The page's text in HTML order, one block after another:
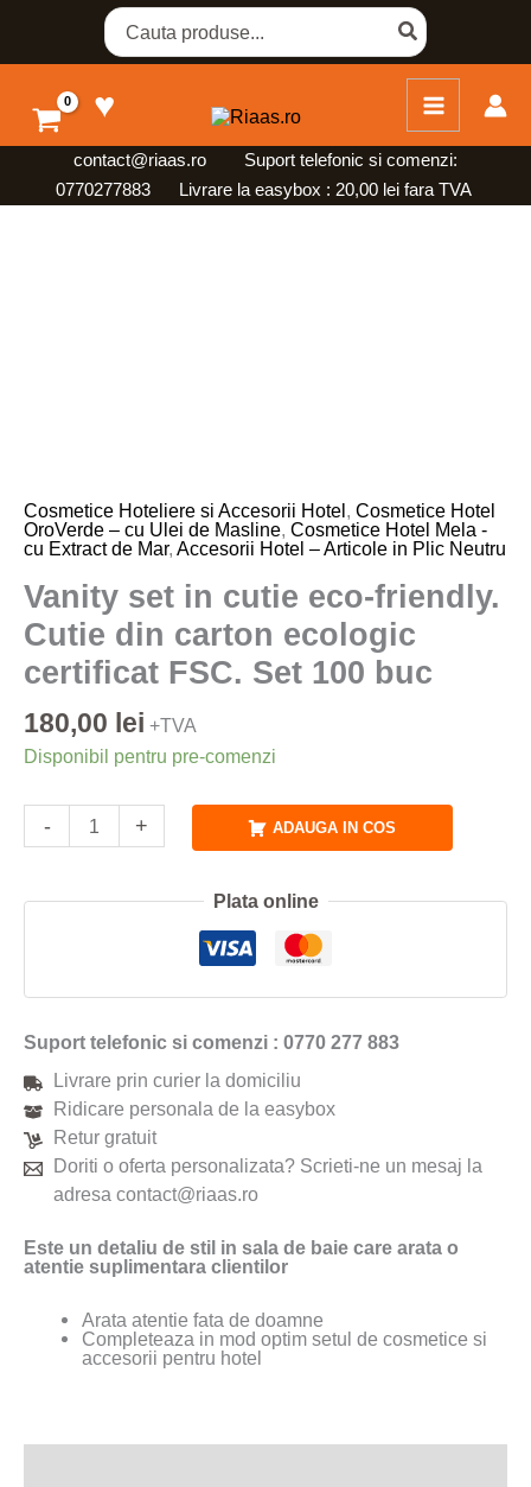
content
Search
for:
♥
contact@riaas.ro
Suport telefonic si comenzi:
0770277883 Livrare la easybox : 20,00 lei fara TVA
Cosmetice Hoteliere si Accesorii Hotel , Cosmetice Hotel
OroVerde – cu Ulei de Masline, Cosmetice Hotel Mela -
cu Extract de Mar, Accesorii Hotel – Articole in Plic Neutru
Vanity set in cutie eco-friendly.
Cutie din carton ecologic
certificat FSC. Set 100 buc
180,00 lei +TVA
Disponibil pentru pre-comenzi
-
carton
ecologic
certificat
FSC.
Set
100
buc
+ ADAUGA IN COS
Plata online
Suport telefonic si comenzi : 0770 277 883
Livrare prin curier la domiciliu
Ridicare personala de la easybox
Retur gratuit
Doriti o oferta personalizata? Scrieti-ne un mesaj la
adresa contact@riaas.ro
Este un detaliu de stil in sala de baie care arata o
atentie suplimentara clientilor
Arata atentie fata de doamne
Completeaza in mod optim setul de cosmetice si
accesorii pentru hotel